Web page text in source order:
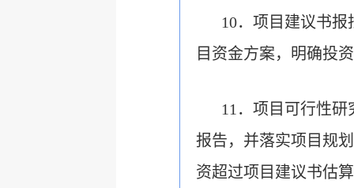
10．项目建议书
目资金方案，明确投
11．项目可行性
报告，并落实项目规
资超过项目建议书估